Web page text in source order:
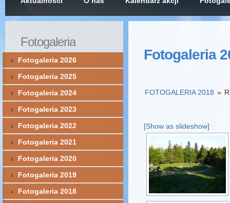
Fotogaleria
FOTOGALERIA 2018 »
[Show as slideshow]
Fotogaleria
Fotogaleria 2026
Fotogaleria 2025
Fotogaleria 2024
Fotogaleria 2023
Fotogaleria 2022
Fotogaleria 2021
Fotogaleria 2020
Fotogaleria 2019
Fotogaleria 2018